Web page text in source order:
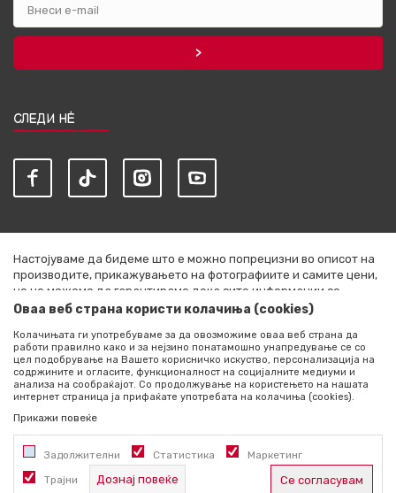
СЛЕДИ НЀ
Настојуваме да бидеме што е можно попрецизни во описот на
производите, прикажувањето на фотографиите и самите цени,
но не можеме да гарантираме дека сите информации се
комплетни и без грешки. Сите артикли прикажани на сајтот се
секој момент. Расположливоста на производите можете да ја
проверите со повик на +389 76 444 490
©2026 literatura.mk, Изработено одNB SOFT. Сите права
задржани.
Оваа веб страна користи колачиња (cookies)
Колачињата ги употребуваме за да овозможиме оваа веб страна да
работи правилно како и за нејзино понатамошно унапредување се со
цел подобрување на Вашето корисничко искуство, персонализација на
содржините и огласите, функционалност на социјалните медиуми и
анализа на сообраќајот. Со продолжување на користењето на нашата
интернет страница ја прифаќате употребата на колачиња (cookies).
Прикажи повеќе
Задолжителни Статистика Маркетинг
Трајни Дознај повеќе Се согласувам